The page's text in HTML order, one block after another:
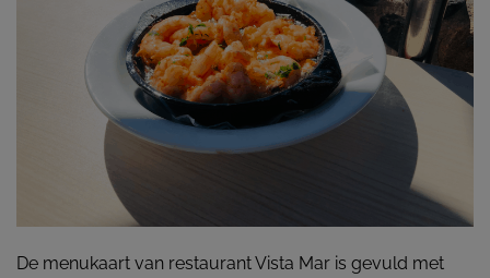
De menukaart van restaurant Vista Mar is gevuld met